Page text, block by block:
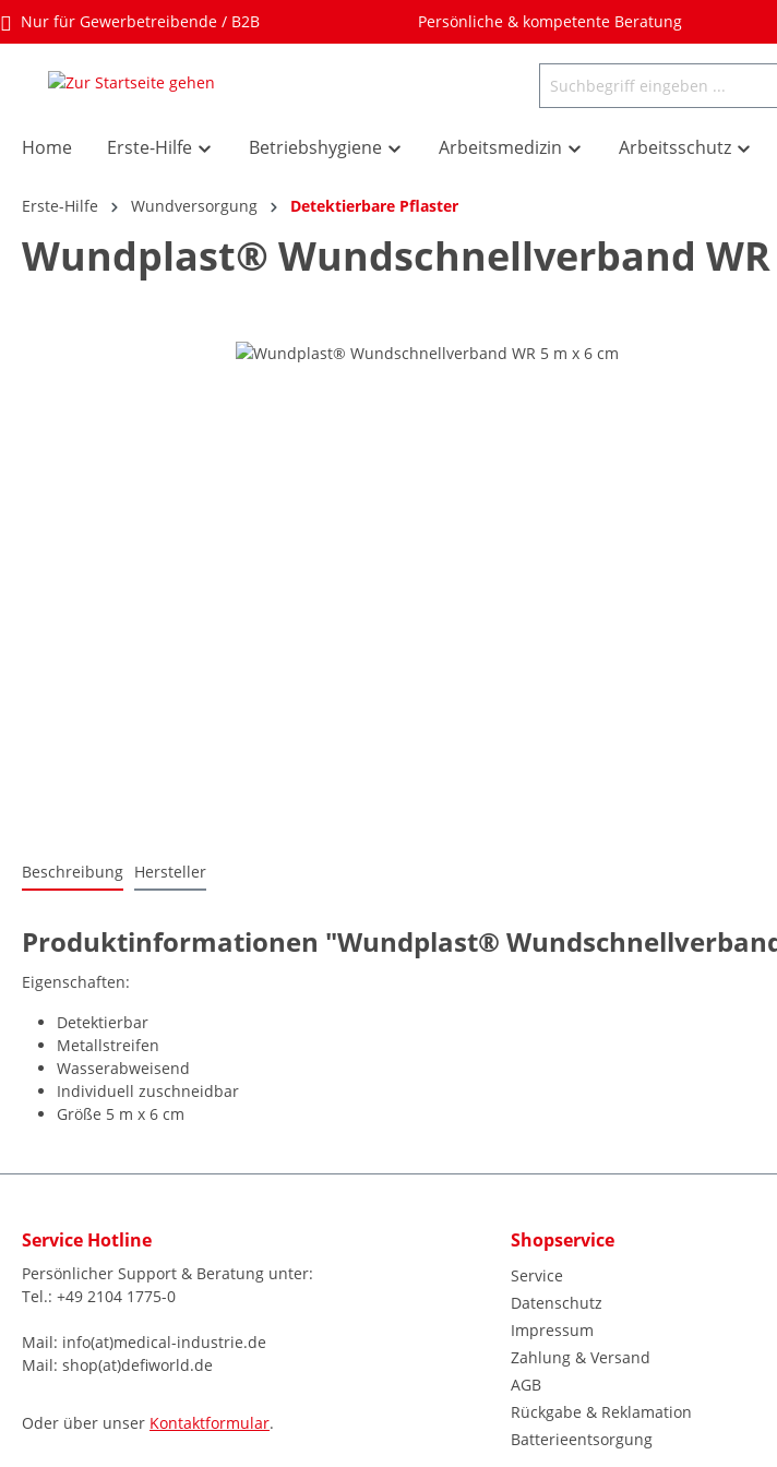
Nur für Gewerbetreibende / B2B Persönliche & kompetente Beratung
Home Erste-Hilfe Betriebshygiene Arbeitsmedizin Arbeitsschutz
Erste-Hilfe Wundversorgung Detektierbare Pflaster
Wundplast® Wundschnellverband WR
Beschreibung Hersteller
Produktinformationen "Wundplast®
Eigenschaften:
Detektierbar
Metallstreifen
Wasserabweisend
Individuell zuschneidbar
Größe 5 m x 6 cm
Service Hotline
Persönlicher Support & Beratung unter:
Tel.: +49 2104 1775-0
Mail: info(at)medical-industrie.de
Mail: shop(at)defiworld.de
Oder über unser Kontaktformular.
Shopservice
Service
Datenschutz
Impressum
Zahlung & Versand
AGB
Rückgabe & Reklamation
Batterieentsorgung